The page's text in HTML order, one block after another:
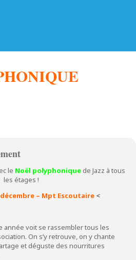
le Noël polyphonique de Jazz à tous
les étages !
– Mpt Escoutaire <
année voit se rassembler tous les
On s’y retrouve, on y chante
et déguste des nourritures